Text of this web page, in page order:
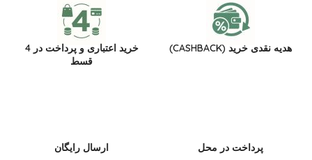
هدیه نقدی خرید (CASHBACK)
خرید اعتباری و پرداخت در 4
قسط
پرداخت در محل ارسال رایگان